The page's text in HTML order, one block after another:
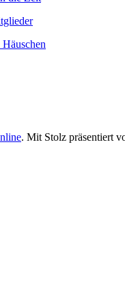
. Mit Stolz präsentiert